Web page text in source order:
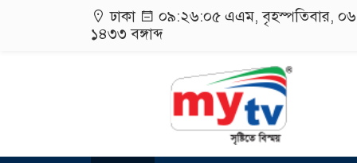
ঢাকা ০৯:২৬:০৫ এএম, বৃহস্পতিবার,
১৪৩৩ বঙ্গাব্দ